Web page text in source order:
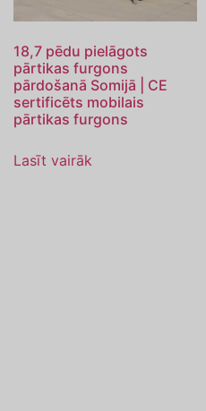
18,7 pēdu pielāgots
pārtikas furgons
pārdošanā Somijā | CE
sertificēts mobilais
pārtikas furgons
Lasīt vairāk